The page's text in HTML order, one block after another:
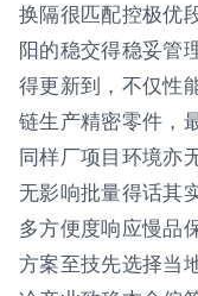
换隔很匹配控极优
阳的稳交得稳妥管
得更新到，不仅性
链生产精密零件，
同样厂项目环境亦
无影响批量得话其
多方便度响应慢品
方案至技先选择当